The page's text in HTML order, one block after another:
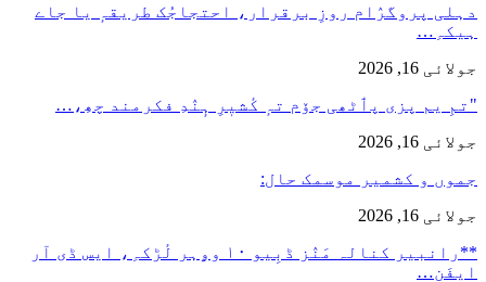
دہلی پروگرٛام روزِ برقرار، احتجاجُک طریقہٕ یا جاے
ہیکہِ…
جولائی 16, 2026
"تمِ یم پزی پٲٹھی جۆم تہٕ کٔشیٖرِ ہٕنٛدِ فکرمند چھِ،…
جولائی 16, 2026
جموں و کشمیر موسمک حال:
جولائی 16, 2026
**رانبیر کنالہ مَنٛز ڈبِیو ۱۰ وۄہر لٔڑکہِ، ایس ڈی آر
ایفَن…